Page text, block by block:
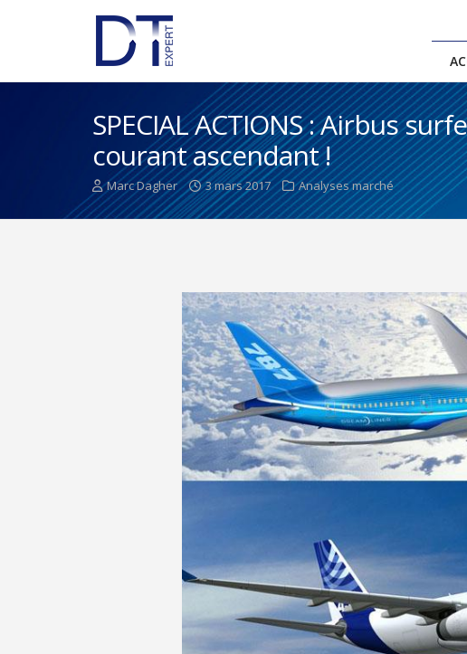
SPECIAL ACTIONS : Airbus
courant ascendant !
Marc Dagher 3 mars 2017 Analyses marché